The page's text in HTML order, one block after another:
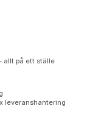
allt på ett ställe
leveranshantering